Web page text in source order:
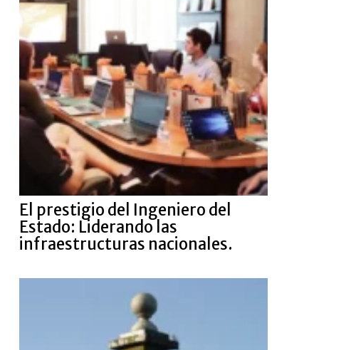
El prestigio del Ingeniero del
Estado: Liderando las
infraestructuras nacionales.